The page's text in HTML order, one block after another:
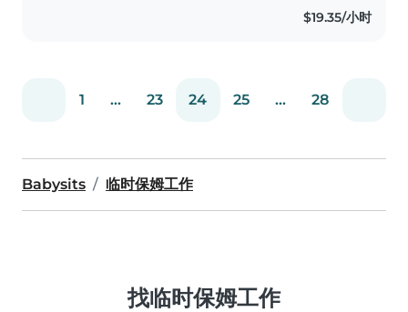
$19.35/小时
1 ... 23 24 25 ... 28
Babysits 临时保姆工作
找临时保姆工作